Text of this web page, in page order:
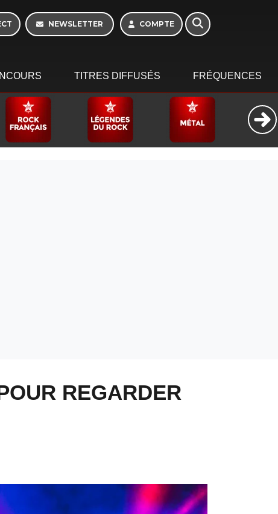
NEWSLETTER COMPTE
TITRES DIFFUSÉS FRÉQUENCES
REGARDER
Week-end de 06h à
12h